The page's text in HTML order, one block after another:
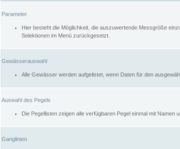
Parameter
Hier besteht die Möglichkeit, die auszuwertende Messgröße
Selektionen im Menü zurückgesetzt.
Gewässerauswahl
Alle Gewässer werden aufgelistet, wenn Daten für den
Auswahl des Pegels
Die Pegellisten zeigen alle verfügbaren Pegel einmal mit Namen
Ganglinien